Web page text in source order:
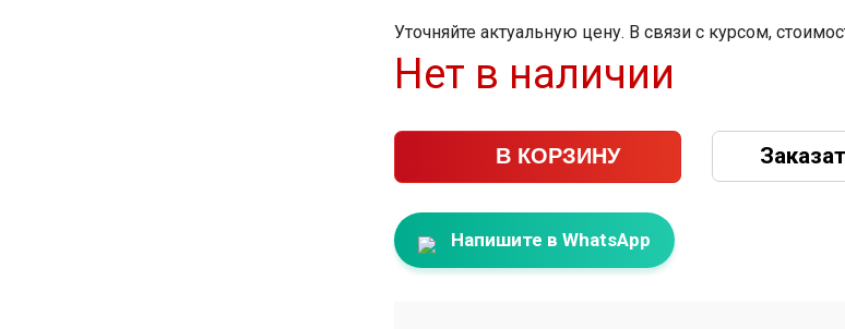
Уточняйте актуальную цену. В связи с курсом,
Нет в наличии
В КОРЗИНУ
Напишите в WhatsApp